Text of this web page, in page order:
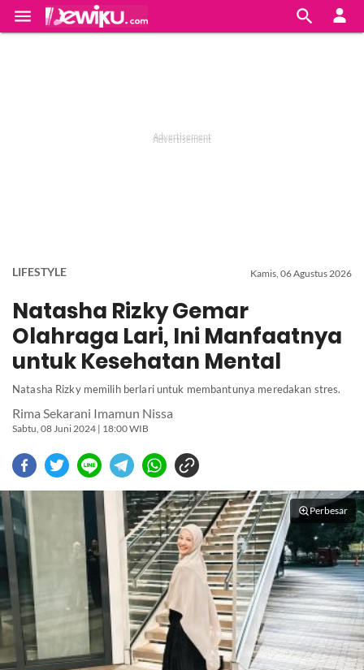
 
LIFESTYLE Kamis, 06 Agustus 2026
Natasha Rizky Gemar
Olahraga Lari, Ini Manfaatnya
untuk Kesehatan Mental
Natasha Rizky memilih berlari untuk membantunya meredakan stres.
Rima Sekarani Imamun Nissa
Sabtu, 08 Juni 2024 | 18:00 WIB
Perbesar